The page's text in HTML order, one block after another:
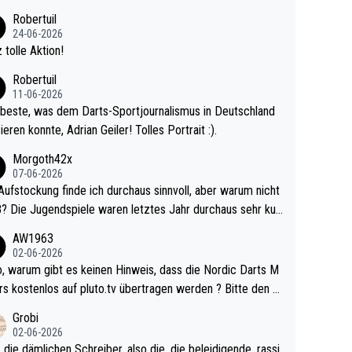
Da gewinnst keinen Blumentopf - ist ja n
eines Kreisligisten vs einem Bu
Robertuil
24-06-2026
tolle Aktion!
Robertuil
11-06-2026
was dem Darts-Sportjournalismus in Deutschland
konnte, Adrian Geiler! Tolles Portrait :).
Morgoth42x
07-06-2026
finde ich durchaus sinnvoll, aber warum nicht
sehr kur
Somit ändert die automatische Qualifikation des Weltm
nichts. Ich denke sie wollen damit für nächste
wenig WDF Turniere spielen. Dies war bei Archie Self l
Jahr der Fall. Er musste als amtierender Weltmeister d
AW1963
02-06-2026
M
kostenlos auf pluto.tv übertragen werden ? Bitte den A
Grobi
02-06-2026